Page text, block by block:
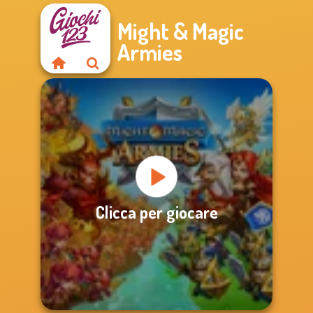
Might & Magic
Armies
Clicca per giocare